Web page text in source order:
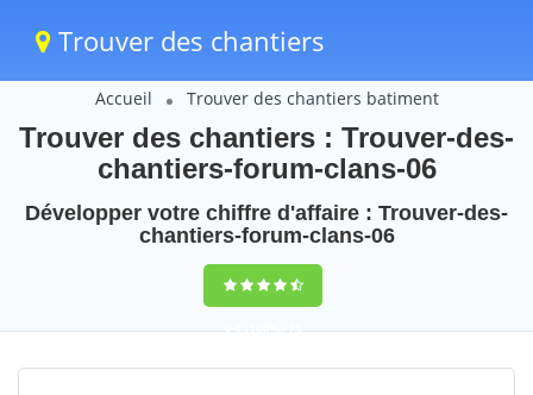
Trouver des chantiers
Accueil Trouver des chantiers batiment
Trouver des chantiers : Trouver-des-
chantiers-forum-clans-06
Développer votre chiffre d'affaire : Trouver-des-
chantiers-forum-clans-06
9,5(100%)75
votes